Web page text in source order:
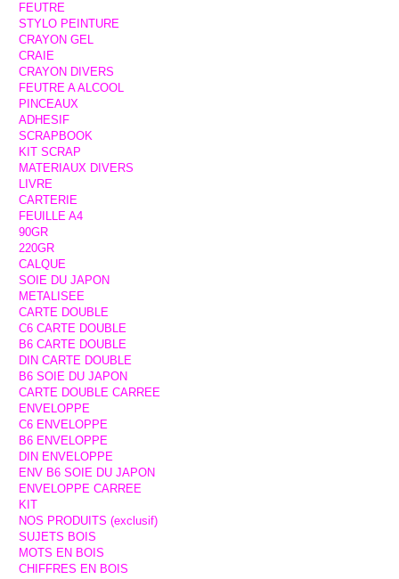
FEUTRE
STYLO PEINTURE
CRAYON GEL
CRAIE
CRAYON DIVERS
FEUTRE A ALCOOL
PINCEAUX
ADHESIF
SCRAPBOOK
KIT SCRAP
MATERIAUX DIVERS
LIVRE
CARTERIE
FEUILLE A4
90GR
220GR
CALQUE
SOIE DU JAPON
METALISEE
CARTE DOUBLE
C6 CARTE DOUBLE
B6 CARTE DOUBLE
DIN CARTE DOUBLE
B6 SOIE DU JAPON
CARTE DOUBLE CARREE
ENVELOPPE
C6 ENVELOPPE
B6 ENVELOPPE
DIN ENVELOPPE
ENV B6 SOIE DU JAPON
ENVELOPPE CARREE
KIT
NOS PRODUITS (exclusif)
SUJETS BOIS
MOTS EN BOIS
CHIFFRES EN BOIS